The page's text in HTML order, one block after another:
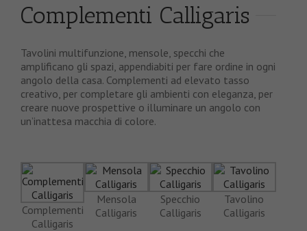
Complementi Calligaris
Tavolini multifunzione, mensole, specchi che
amplificano gli spazi, appendiabiti per fare ordine in ogni
angolo della casa. Complementi ad elevato tasso
creativo, per completare gli ambienti con eleganza, per
creare nuove prospettive o illuminare un angolo con
un’inattesa macchia di colore.
Complementi
Calligaris
Mensola
Calligaris
Specchio
Calligaris
Tavolino
Calligaris